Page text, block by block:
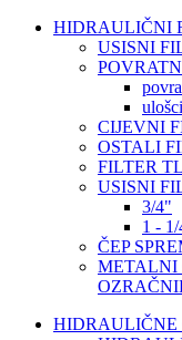
HIDRAULIČNI
USISNI
CIJEVNI
OSTALI
FILTER
USISNI
3/4"
1 - 1/
ČEP
METALNI
HIDRAULIČNE